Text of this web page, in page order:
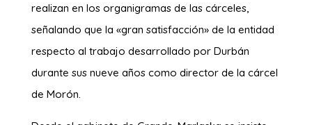
realizan en los organigramas de las cárceles,
señalando que la «gran satisfacción» de la entidad
respecto al trabajo desarrollado por Durbán
durante sus nueve años como director de la cárcel
de Morón.